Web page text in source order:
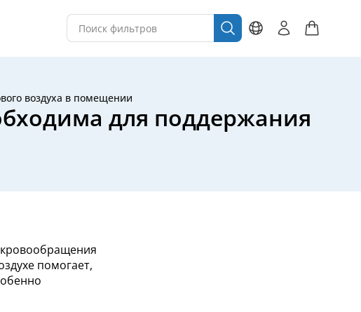
воздуха в помещении
для поддержания
помогает,